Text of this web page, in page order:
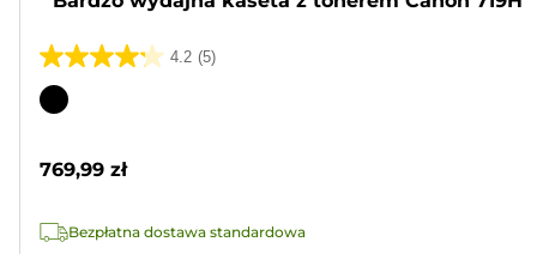
4.2 (5)
4.2
na
Wkład
769,99 zł
Bezpłatna dostawa standardowa